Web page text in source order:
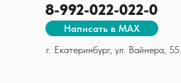
г. Екатеринбург, ул. Вайнера,
8-992-022-022-0
Написать в MAX